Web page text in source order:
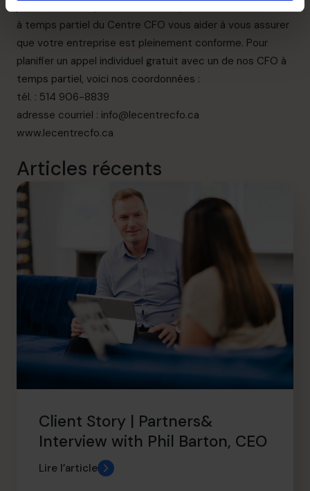
à temps partiel du Centre CFO vous aider à vous assurer
que votre entreprise est pleinement conforme. Pour
planifier un appel individuel gratuit avec un de nos CFO à
temps partiel, voici nos coordonnées :
tél. : 514 906-8839
adresse courriel : info@lecentrecfo.ca
www.lecentrecfo.ca
Articles récents
Client Story | Partners&
Interview with Phil Barton, CEO
Lire l’article